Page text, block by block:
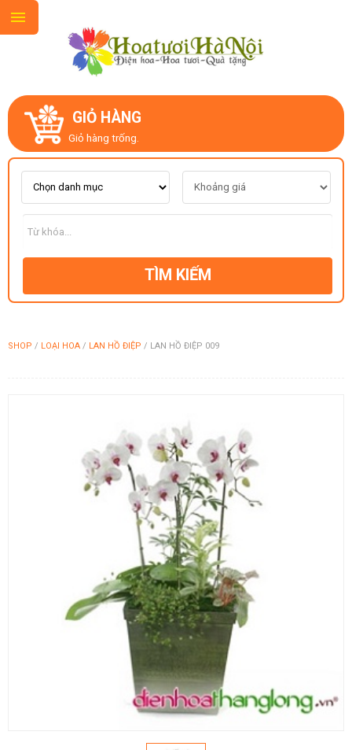
GIỎ HÀNG
Giỏ hàng trống.
TÌM KIẾM
SHOP / LOẠI HOA / LAN HỒ ĐIỆP / LAN HỒ ĐIỆP 009
GIỚI THIỆU
LIÊN HỆ
MẪU HOA MỚI
CHỦ ĐỀ
HƯỚNG DẪN MUA HÀNG
DỊCH VỤ GỬI ĐIỆN HOA VỀ
PHƯƠNG THỨC THANH
DỊCH VỤ ĐIỆN HOA TRỰC